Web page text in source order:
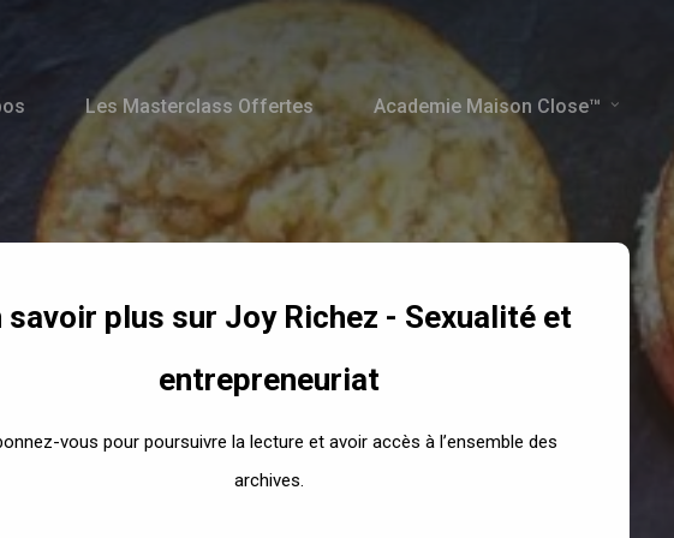
Les Masterclass Offertes Academie Maison Close™
banane coco
savoir plus sur Joy Richez - Sexualité et
entrepreneuriat
vous pour poursuivre la lecture et avoir accès à l’ensemble des
archives.